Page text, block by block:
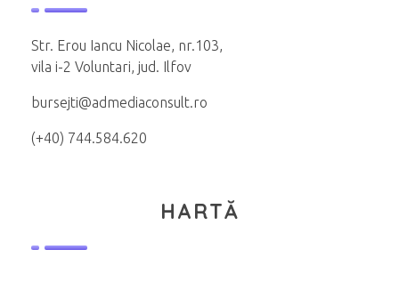
Str. Erou Iancu Nicolae, nr.103,
vila i-2 Voluntari, jud. Ilfov
bursejti@admediaconsult.ro
(+40) 744.584.620
HARTĂ